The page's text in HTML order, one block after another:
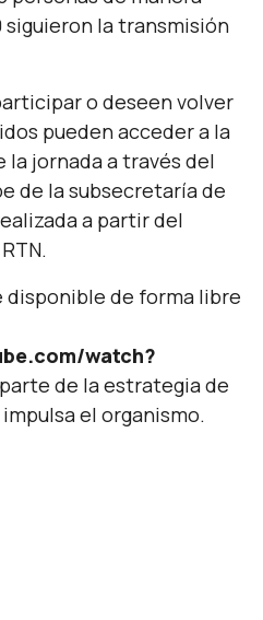
siguieron la transmisión
o deseen volver
pueden acceder a la
jornada a través del
de la subsecretaría de
a partir del
disponible de forma libre
watch?
de la estrategia de
el organismo.